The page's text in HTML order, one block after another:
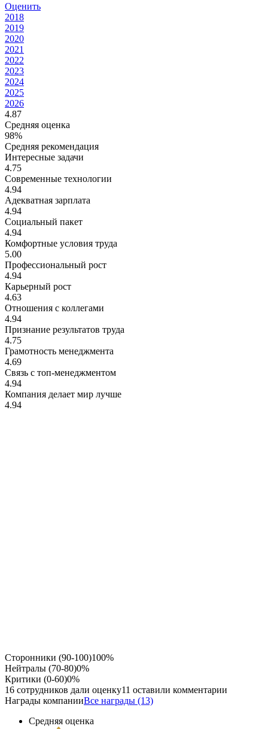
Оценить
2018
2019
2020
2021
2022
2023
2024
2025
2026
4.87
Средняя оценка
98%
Средняя рекомендация
Интересные задачи
4.75
Современные технологии
4.94
Адекватная зарплата
4.94
Социальный пакет
4.94
Комфортные условия труда
5.00
Профессиональный рост
4.94
Карьерный рост
4.63
Отношения с коллегами
4.94
Признание результатов труда
4.75
Грамотность менеджмента
4.69
Связь с топ-менеджментом
4.94
Компания делает мир лучше
4.94
Сторонники (90-100)100%
Нейтралы (70-80)0%
Критики (0-60)0%
16 сотрудников дали оценку11 оставили комментарии
Награды компанииВсе награды (13)
Средняя оценка